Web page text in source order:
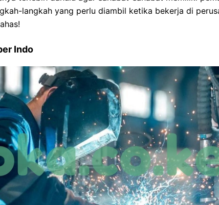
langkah yang perlu diambil ketika bekerja di
Indo